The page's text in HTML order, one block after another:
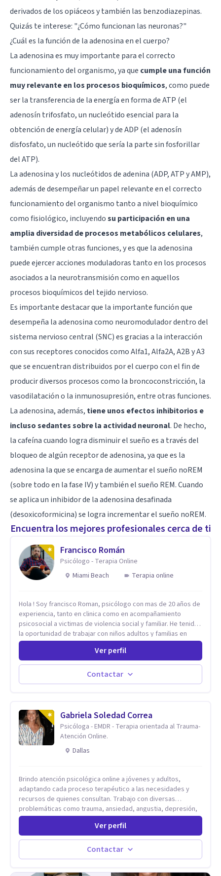
derivados de los opiáceos y también las benzodiazepinas.
Quizás te interese: "¿Cómo funcionan las neuronas?"
¿Cuál es la función de la adenosina en el cuerpo?
La adenosina es muy importante para el correcto
funcionamiento del organismo, ya que cumple una función
muy relevante en los procesos bioquímicos, como puede
ser la transferencia de la energía en forma de ATP (el
adenosín trifosfato, un nucleótido esencial para la
obtención de energía celular) y de ADP (el adenosín
disfosfato, un nucleótido que sería la parte sin fosforillar
del ATP).
La adenosina y los nucleótidos de adenina (ADP, ATP y AMP),
además de desempeñar un papel relevante en el correcto
funcionamiento del organismo tanto a nivel bioquímico
como fisiológico, incluyendosu participación en una
amplia diversidad de procesos metabólicos celulares,
también cumple otras funciones, y es que la adenosina
puede ejercer acciones moduladoras tanto en los procesos
asociados a la neurotransmisión como en aquellos
procesos bioquímicos del tejido nervioso.
Es importante destacar que la importante función que
desempeña la adenosina como neuromodulador dentro del
sistema nervioso central (SNC) es gracias a la interacción
con sus receptores conocidos como Alfa1, Alfa2A, A2B y A3
que se encuentran distribuidos por el cuerpo con el fin de
producir diversos procesos como la broncoconstricción, la
vasodilatación o la inmunosupresión, entre otras funciones.
La adenosina, además, tiene unos efectos inhibitorios e
incluso sedantes sobre la actividad neuronal. De hecho,
la cafeína cuando logra disminuir el sueño es a través del
bloqueo de algún receptor de adenosina, ya que es la
adenosina la que se encarga de aumentar el sueño noREM
(sobre todo en la fase IV) y también el sueño REM. Cuando
se aplica un inhibidor de la adenosina desafinada
(desoxicoformicina) se logra incrementar el sueño noREM.
Encuentra los mejores profesionales cerca de ti
Francisco Román
Psicólogo - Terapia Online
Miami Beach
Terapia online
Hola ! Soy francisco Roman, psicólogo con mas de 20 años de
experiencia, tanto en clinica como en acompañamiento
psicosocial a victimas de violencia social y familiar. He tenido
la oportunidad de trabajar con niños adultos y familias en
todos los espacios y esto me ha dado un una variedad de
aprendizajes que ahora pongo a tu disposicion. En la
actualidad puedo atenderte de manera presencial y/o virtual,
de lunes a sabado. el costo de cada sesión lo acordamos en
el primer contacto
Ver perfil
Contactar
Gabriela Soledad Correa
Psicóloga - EMDR - Terapia orientada al Trauma-
Atención Online.
Dallas
Brindo atención psicológica online a jóvenes y adultos,
adaptando cada proceso terapéutico a las necesidades y
recursos de quienes consultan. Trabajo con diversas
problemáticas como trauma, ansiedad, angustia, depresión,
estrés, violencias, abuso sexual y procesos migratorios,
entre otros. Ofrezco un espacio seguro, de escucha activa y
contención, comprometido con tu bienestar emocional y con
un enfoque centrado en el autoconocimiento y el aprendizaje
mutuo. Mi manera de trabajar se enfoca principalmente en los
Ver perfil
Contactar